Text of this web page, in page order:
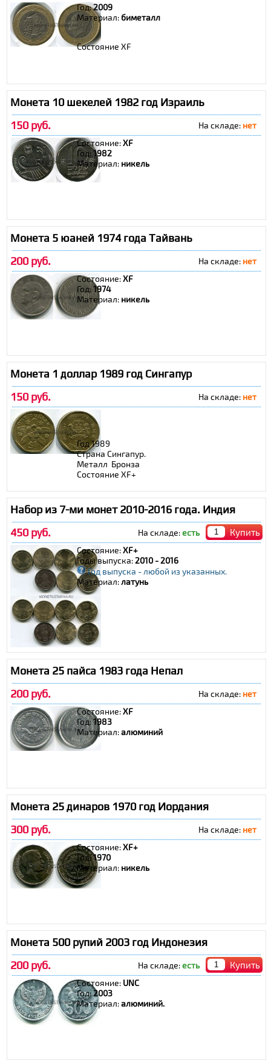
Год:2009
Материал: биметалл
Состояние XF
Монета 10 шекелей 1982 год Израиль
150 руб.
На складе: нет
Состояние:XF
Год:1982
Материал: никель
Монета 5 юаней 1974 года Тайвань
200 руб.
На складе: нет
Состояние:XF
Год:1974
Материал: никель
Монета 1 доллар 1989 год Сингапур
150 руб.
На складе: нет
Год 1989
Страна Сингапур.
Металл Бронза
Состояние XF+
Набор из 7-ми монет 2010-2016 года. Индия
450 руб.
На складе:есть Купить
Состояние:XF+
Годы выпуска:2010 - 2016
Год выпуска - любой из указанных.
Материал:латунь
Монета 25 пайса 1983 года Непал
200 руб.
На складе: нет
Состояние:XF
Год:1983
Материал:алюминий
Монета 25 динаров 1970 год Иордания
300 руб.
На складе: нет
Состояние:XF+
Год:1970
Материал: никель
Монета 500 рупий 2003 год Индонезия
200 руб.
На складе:есть Купить
Состояние: UNC
Год:2003
Материал:алюминий.